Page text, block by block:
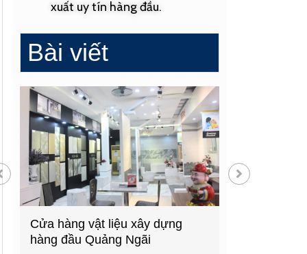
xuất uy tín hàng đầu.
Bài viết
Cửa hàng vật liệu xây dựng
hàng đầu Quảng Ngãi